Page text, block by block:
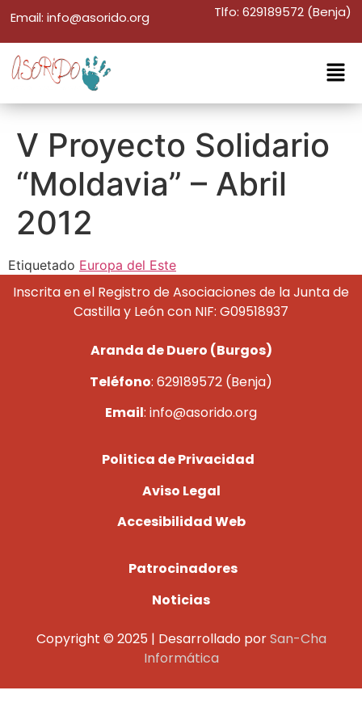
Email: info@asorido.org Tlfo: 629189572 (Benja)
V Proyecto Solidario
“Moldavia” – Abril
2012
Etiquetado Europa del Este
Inscrita en el Registro de Asociaciones de la Junta de
Castilla y León con NIF: G09518937
Aranda de Duero (Burgos)
Teléfono: 629189572 (Benja)
Email: info@asorido.org
Politica de Privacidad
Aviso Legal
Accesibilidad Web
Patrocinadores
Noticias
Copyright © 2025 | Desarrollado porSan-Cha
Informática